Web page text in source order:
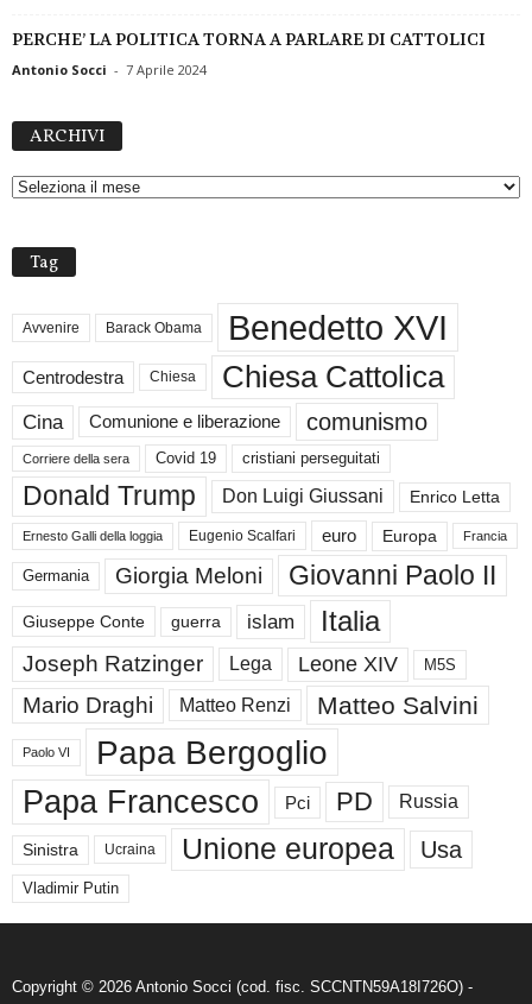
PERCHE’ LA POLITICA TORNA A PARLARE DI CATTOLICI
Antonio Socci - 7 Aprile 2024
ARCHIVI
H
Tag
Avvenire Barack Obama Benedetto XVI
Centrodestra Chiesa Chiesa Cattolica
Cina Comunione e liberazione comunismo
Corriere della sera Covid 19 cristiani perseguitati
Donald Trump Don Luigi Giussani Enrico Letta
Ernesto Galli della loggia Eugenio Scalfari euro Europa Francia
Germania Giorgia Meloni Giovanni Paolo II
Giuseppe Conte guerra islam Italia
Joseph Ratzinger Lega Leone XIV M5S
Mario Draghi Matteo Renzi Matteo Salvini
Paolo VI Papa Bergoglio
Papa Francesco Pci PD Russia
Sinistra Ucraina Unione europea Usa
Vladimir Putin
Copyright © 2026 Antonio Socci (cod. fisc. SCCNTN59A18I726O) -